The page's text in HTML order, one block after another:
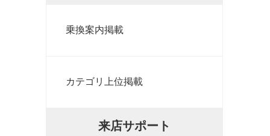
乗換案内掲載
カテゴリ上位掲載
来店サポート